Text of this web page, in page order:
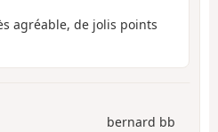
agréable, de jolis points
bernard bb